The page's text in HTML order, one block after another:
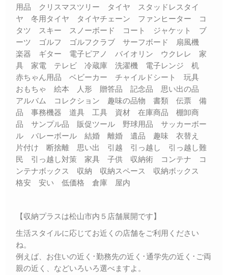
用品 クリスマスツリー タイヤ スタッドレスタイ
ヤ 冬用タイヤ タイヤチェーン ファンヒーター コ
タツ スキー スノーボード コート ジャケット ブ
ーツ ゴルフ ゴルフクラブ サーフボード 扇風機
楽器 ギター 電子ピアノ バイオリン ウクレレ 家
具 家電 テレビ 冷蔵庫 洗濯機 電子レンジ 机
赤ちゃん用品 ベビーカー チャイルドシート 玩具
おもちゃ 絵本 人形 贈答品 記念品 思い出の品
アルバム コレクション 趣味の品物 書類 伝票 備
品 事務機器 道具 工具 資材 在庫商品 棚卸商
品 サンプル品 販促ツール 野球用品 サッカーボー
ル バレーボール 結婚 離婚 遺品 趣味 衣替え
片付け 断捨離 思い出 引越 引っ越し 引っ越し難
民 引っ越し対策 家具 子供 収納術 コンテナ コ
ンテナボックス 収納 収納スペース 収納ボックス
格安 安い 低価格 倉庫 屋内
【収納プラスは松山市内５店舗展開です】
生活スタイルに応じてお近くの店舗をご利用ください
ね。
例えば、お住いの近く･勤務先の近く･通学先の近く･ご両
親の近く、などいろいろ選べますよ。